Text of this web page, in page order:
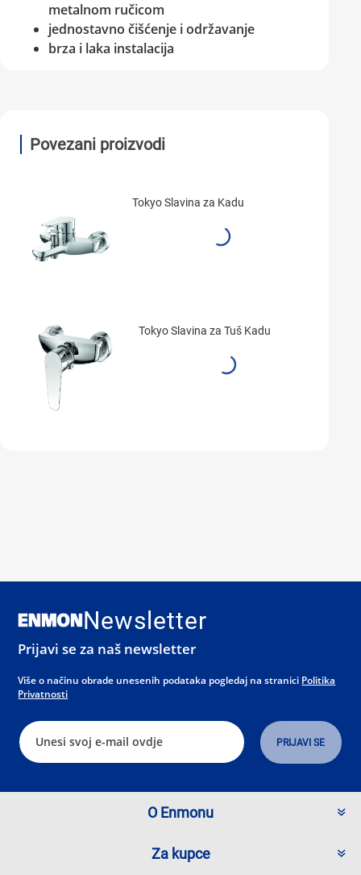
metalnom ručicom
jednostavno čišćenje i održavanje
brza i laka instalacija
Povezani proizvodi
Tokyo Slavina za Kadu
Tokyo Slavina za Tuš Kadu
Newsletter
Prijavi se za naš newsletter
Više o načinu obrade unesenih podataka pogledaj na stranici Politika
Privatnosti
O Enmonu
Za kupce